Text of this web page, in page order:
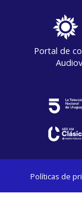
Portal de
Políticas de